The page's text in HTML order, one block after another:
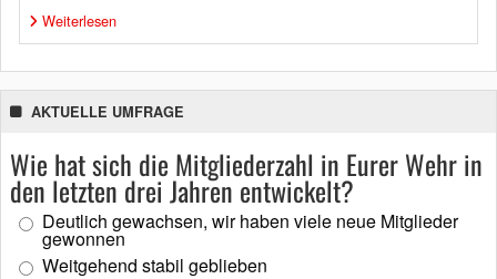
Weiterlesen
AKTUELLE UMFRAGE
Wie hat sich die Mitgliederzahl in Eurer Wehr in
den letzten drei Jahren entwickelt?
Deutlich gewachsen, wir haben viele neue Mitglieder
gewonnen
Weitgehend stabil geblieben